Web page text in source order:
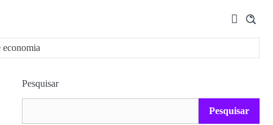
economia
Pesquisar
Pesquisar